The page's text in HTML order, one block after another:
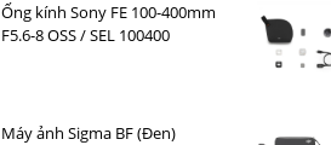
Ống kính Sony FE 100-400mm
F5.6-8 OSS / SEL 100400
Máy ảnh Sigma BF (Đen)